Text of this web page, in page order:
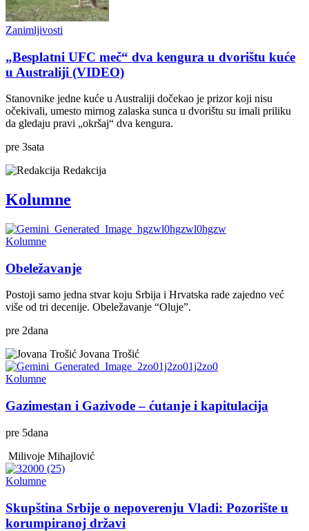
Zanimljivosti
„Besplatni UFC meč“ dva kengura u dvorištu kuće
u Australiji (VIDEO)
Stanovnike jedne kuće u Australiji dočekao je prizor koji nisu
očekivali, umesto mirnog zalaska sunca u dvorištu su imali priliku
da gledaju pravi „okršaj“ dva kengura.
pre 3sata
Redakcija
Kolumne
Kolumne
Obeležavanje
Postoji samo jedna stvar koju Srbija i Hrvatska rade zajedno već
više od tri decenije. Obeležavanje “Oluje”.
pre 2dana
Jovana Trošić
Kolumne
Gazimestan i Gazivode – ćutanje i kapitulacija
pre 5dana
Milivoje Mihajlović
Kolumne
Skupština Srbije o nepoverenju Vladi: Pozorište u
korumpiranoj državi